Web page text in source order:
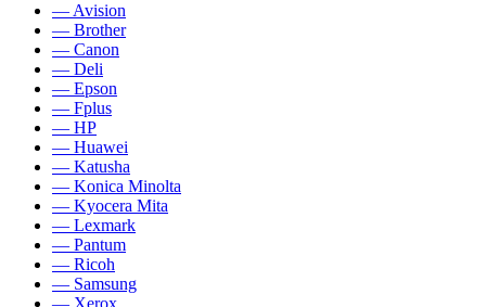
— Avision
— Brother
— Canon
— Deli
— Epson
— Fplus
— HP
— Huawei
— Katusha
— Konica Minolta
— Kyocera Mita
— Lexmark
— Pantum
— Ricoh
— Samsung
— Xerox